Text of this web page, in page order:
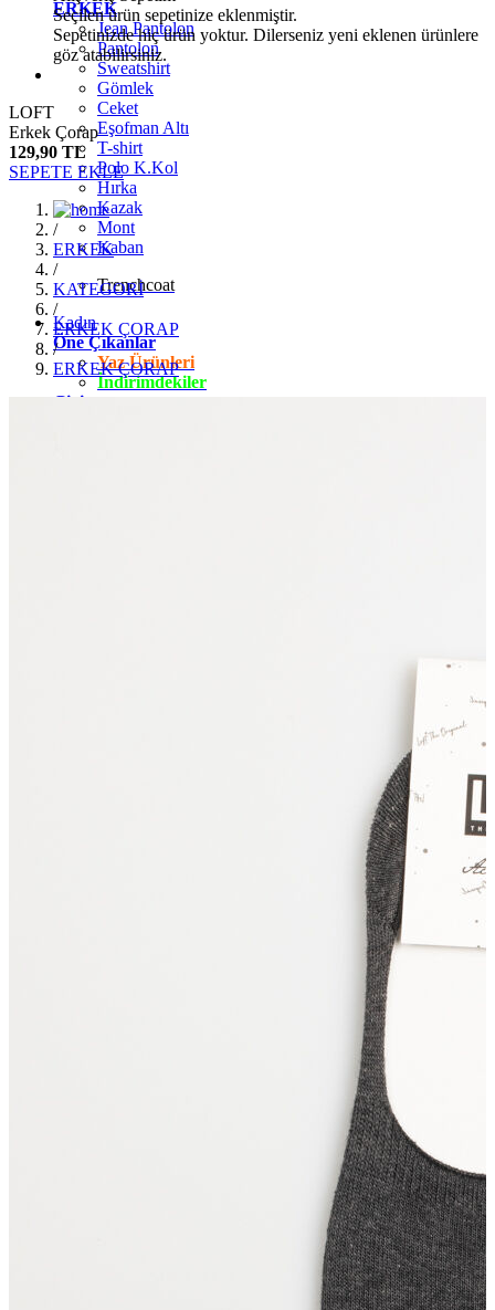
ERKEK
Jean Pantolon
Pantolon
Sweatshirt
Gömlek
Ceket
Eşofman Altı
T-shirt
Polo K.Kol
Hırka
Kazak
Mont
Kaban
Trenchcoat
Kadın
Öne Çıkanlar
Yaz Ürünleri
İndirimdekiler
Giyim
Seçilen ürün sepetinize eklenmiştir.
Sepetinizde hiç ürün yoktur. Dilerseniz yeni eklenen ürünlere
göz atabilirsiniz.
LOFT
Erkek Çorap
129,90 TL
SEPETE EKLE
/
ERKEK
/
KATEGORİ
/
ERKEK ÇORAP
/
ERKEK ÇORAP